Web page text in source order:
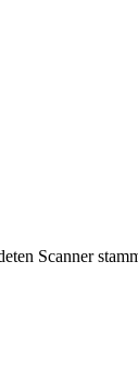
Scanner